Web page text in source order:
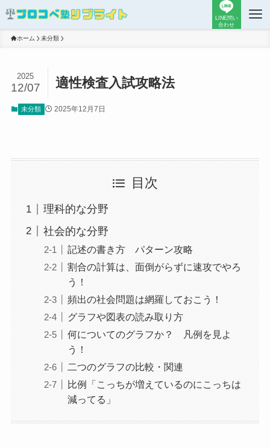
LINE問い
合わせ
ホーム 未分類
適性検査入試攻略法
2025
12/07
未分類 2025年12月7日
目次
理科的な分野
社会的な分野
記述の書き方 パターン攻略
割合の計算は、面倒がらずに速攻でやろ
う！
頻出の社会問題は網羅しておこう！
グラフや図表の読み取り方
何についてのグラフか？ 凡例を見よ
う！
二つのグラフの比較・関連
比例「こっちが増えているのにこっちは
減ってる」